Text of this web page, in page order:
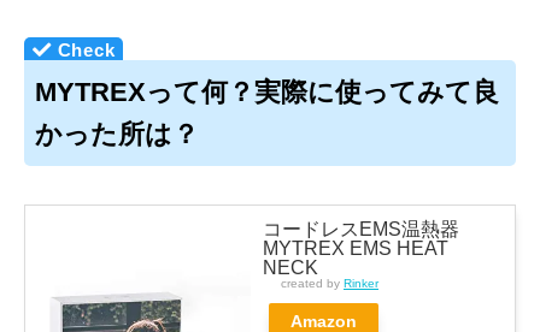
MYTREXって何？実際に使ってみて良
かった所は？
コードレスEMS温熱器
MYTREX EMS HEAT
NECK
created by Rinker
Amazon